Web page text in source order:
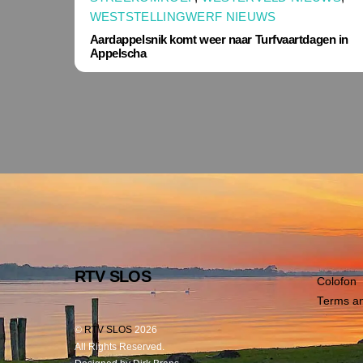
WESTSTELLINGWERF NIEUWS
Aardappelsnik komt weer naar Turfvaartdagen in
Appelscha
RTV SLOS Colofon
Terms
©RTV SLOS 2026
All Rights Reserved.